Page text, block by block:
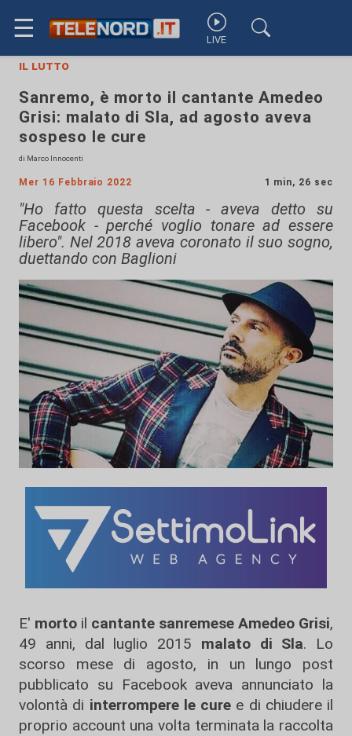
☰ LIVE
il lutto
Sanremo, è morto il cantante Amedeo
Grisi: malato di Sla, ad agosto aveva
sospeso le cure
di Marco Innocenti
Mer 16 Febbraio 2022 1 min, 26 sec
"Ho fatto questa scelta - aveva detto su
Facebook - perché voglio tonare ad essere
libero". Nel 2018 aveva coronato il suo sogno,
duettando con Baglioni
E' morto il cantante sanremese Amedeo Grisi,
49 anni, dal luglio 2015 malato di Sla. Lo
scorso mese di agosto, in un lungo post
pubblicato su Facebook aveva annunciato la
volontà di interrompere le cure e di chiudere il
proprio account una volta terminata la raccolta